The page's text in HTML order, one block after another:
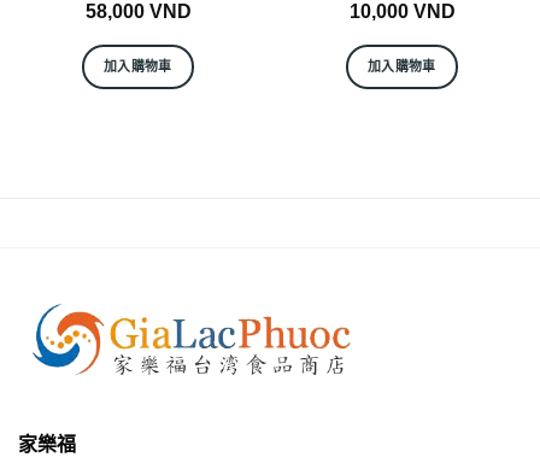
58,000 VND
加入購物車
10,000 VND
加入購物車
家樂福